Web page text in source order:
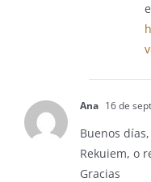
Ana 16 de
Buenos
Rekuiem, o
Gracias